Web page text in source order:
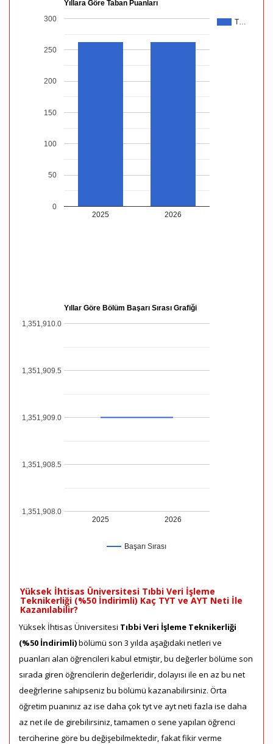
Yıllara Göre Taban Puanları
T…
2025 2026
0
50
100
150
200
250
300
Yıllar Göre Bölüm Başarı Sırası Grafiği
Başarı Sırası
2025 2026
1,351,908.0
1,351,908.5
1,351,909.0
1,351,909.5
1,351,910.0
Yüksek İhtisas Üniversitesi Tıbbi Veri İşleme
Teknikerliği (%50 İndirimli) Kaç TYT ve AYT Neti İle
Kazanılabilir?
Yüksek İhtisas Üniversitesi Tıbbi Veri İşleme Teknikerliği
(%50 İndirimli)bölümü son 3 yılda aşağıdaki netleri ve
puanları alan öğrencileri kabul etmiştir, bu değerler bölüme son
sırada giren öğrencilerin değerleridir, dolayısı ile en az bu net
deeğrlerine sahipseniz bu bölümü kazanabilirsiniz. Örta
öğretim puanınız az ise daha çok tyt ve ayt neti fazla ise daha
az net ile de girebilirsiniz, tamamen o sene yapılan öğrenci
terciherine göre bu değişebilmektedir, fakat fikir verme